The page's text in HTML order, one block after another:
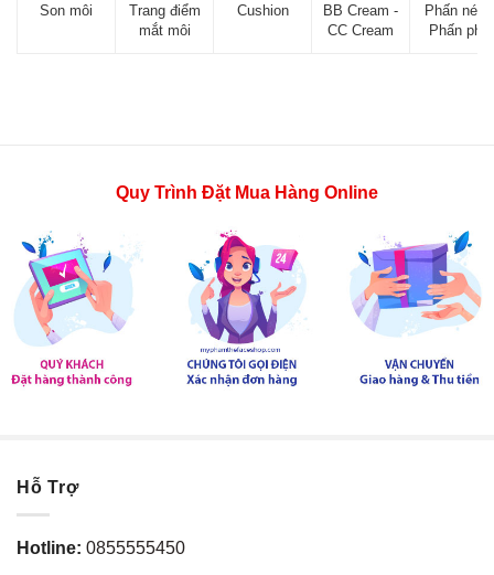
Son môi
Trang điểm
mắt môi
Cushion
BB Cream -
CC Cream
Phấn nén -
Phấn phủ
Quy Trình Đặt Mua Hàng Online
Hỗ Trợ
Hotline: 0855555450